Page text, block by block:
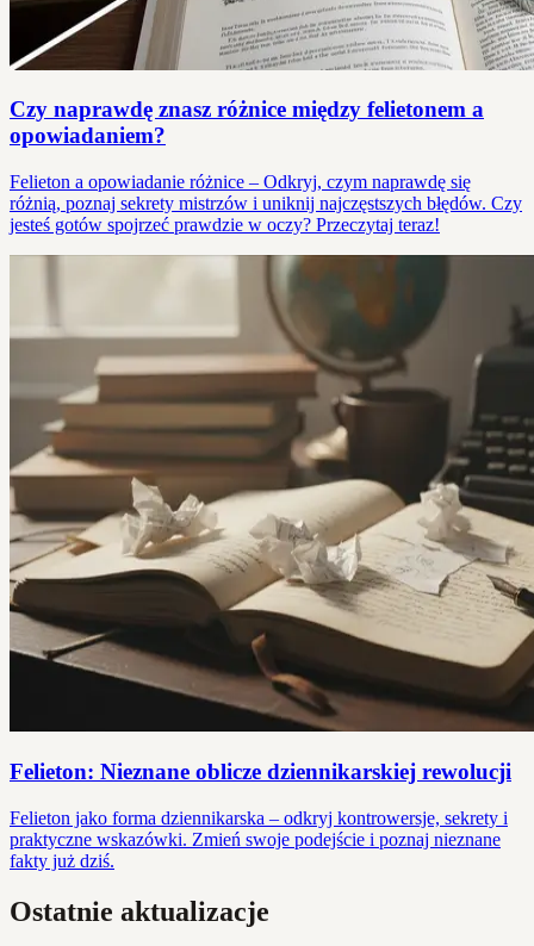
Czy naprawdę znasz różnice między felietonem a
opowiadaniem?
Felieton a opowiadanie różnice – Odkryj, czym naprawdę się
różnią, poznaj sekrety mistrzów i uniknij najczęstszych błędów. Czy
jesteś gotów spojrzeć prawdzie w oczy? Przeczytaj teraz!
Felieton: Nieznane oblicze dziennikarskiej rewolucji
Felieton jako forma dziennikarska – odkryj kontrowersje, sekrety i
praktyczne wskazówki. Zmień swoje podejście i poznaj nieznane
fakty już dziś.
Ostatnie aktualizacje